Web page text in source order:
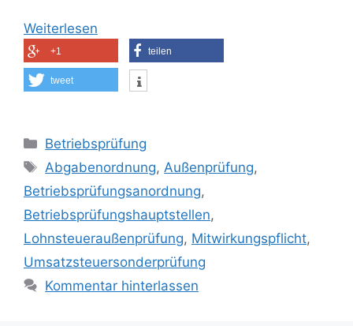
Weiterlesen
+1 teilen
tweet
Kategorien
Betriebsprüfung
Schlagwörter
Abgabenordnung, Außenprüfung,
Betriebsprüfungsanordnung,
Betriebsprüfungshauptstellen,
Lohnsteueraußenprüfung, Mitwirkungspflicht,
Umsatzsteuersonderprüfung
Kommentar hinterlassen